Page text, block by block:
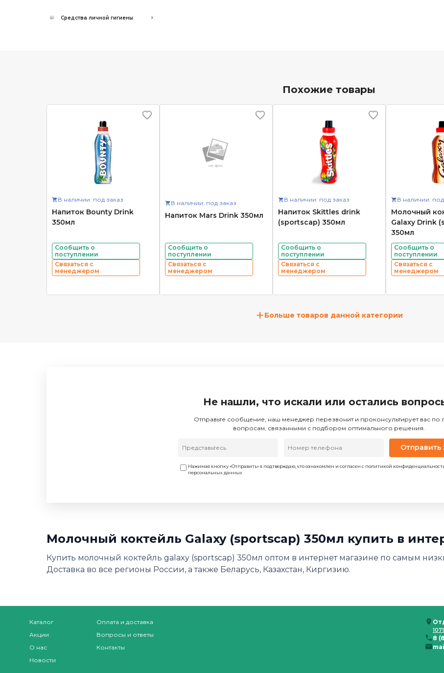
Средства личной гигиены
Похожие товары
В наличии: под заказ
Напиток Bounty Drink
350мл
Сообщить о
поступлении
Связаться с
менеджером
В наличии: под заказ
Напиток Mars Drink 350мл
Сообщить о
поступлении
Связаться с
менеджером
В наличии: под заказ
Напиток Skittles drink
(sportscap) 350мл
Сообщить о
поступлении
Связаться с
менеджером
В наличии: под
Молочный
Galaxy Drink
350мл
Сообщить о
поступлении
Связаться с
менеджером
+Больше товаров данной категории
Не нашли, что искали или остались
Отправьте сообщение, наш менеджер перезвонит и проконсультирует вас
вопросам, связанными с подбором оптимального решения.
Отправить
Нажимая кнопку «Отправить» я подтверждаю, что ознакомлен и согласен с политикой
персональных данных
Молочный коктейль Galaxy (sportscap) 350мл купить в
Купить молочный коктейль galaxy (sportscap) 350мл оптом в интернет магазине по самым
Доставка во все регионы России, а также Беларусь, Казахстан, Киргизию.
Каталог
Акции
О нас
Новости
Оплата и доставка
Вопросы и ответы
Контакты
8